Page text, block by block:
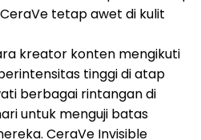
tetap awet di kulit
kreator konten mengikuti
tinggi di atap
berbagai rintangan di
untuk menguji batas
CeraVe Invisible